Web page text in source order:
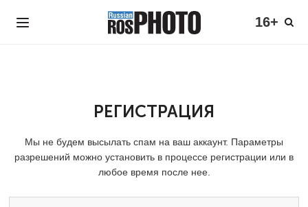
16+
РЕГИСТРАЦИЯ
Мы не будем высылать спам на ваш аккаунт. Параметры
разрешений можно установить в процессе регистрации или в
любое время после нее.